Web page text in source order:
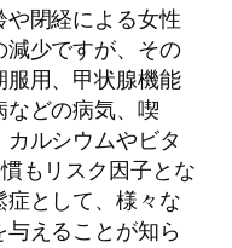
閉経による女性
少ですが、その
用、甲状腺機能
どの病気、喫
ルシウムやビタ
もリスク因子とな
として、様々な
えることが知ら